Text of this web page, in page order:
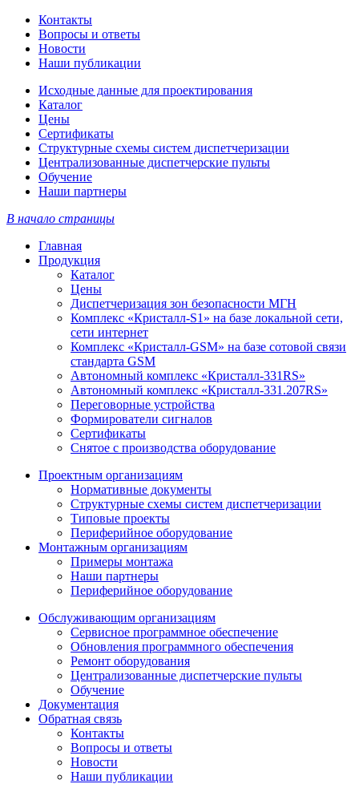
Контакты
Вопросы и ответы
Новости
Наши публикации
Исходные данные для проектирования
Каталог
Цены
Сертификаты
Структурные схемы систем диспетчеризации
Централизованные диспетчерские пульты
Обучение
Наши партнеры
В начало страницы
Главная
Продукция
Каталог
Цены
Диспетчеризация зон безопасности МГН
Комплекс «Кристалл-S1» на базе локальной сети,
сети интернет
Комплекс «Кристалл-GSM» на базе сотовой связи
стандарта GSM
Автономный комплекс «Кристалл-331RS»
Автономный комплекс «Кристалл-331.207RS»
Переговорные устройства
Формирователи сигналов
Сертификаты
Снятое с производства оборудование
Проектным организациям
Нормативные документы
Структурные схемы систем диспетчеризации
Типовые проекты
Периферийное оборудование
Монтажным организациям
Примеры монтажа
Наши партнеры
Периферийное оборудование
Обслуживающим организациям
Сервисное программное обеспечение
Обновления программного обеспечения
Ремонт оборудования
Централизованные диспетчерские пульты
Обучение
Документация
Обратная связь
Контакты
Вопросы и ответы
Новости
Наши публикации